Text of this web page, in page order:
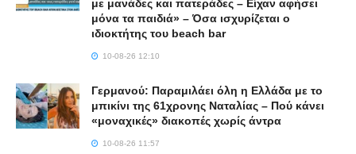
με μανάδες και πατεράδες – Είχαν αφήσει
μόνα τα παιδιά» – Όσα ισχυρίζεται ο
ιδιοκτήτης του beach bar
10-08-26 12:10
Γερμανού: Παραμιλάει όλη η Ελλάδα με το
μπικίνι της 61χρονης Ναταλίας – Πού κάνει
«μοναχικές» διακοπές χωρίς άντρα
10-08-26 11:57